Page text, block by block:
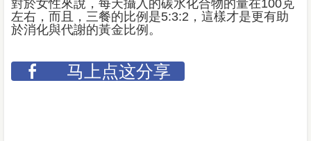
對於女性來說，每天攝入的碳水化合物的量在100克
左右，而且，三餐的比例是5:3:2，這樣才是更有助
於消化與代謝的黃金比例。
马上点这分享